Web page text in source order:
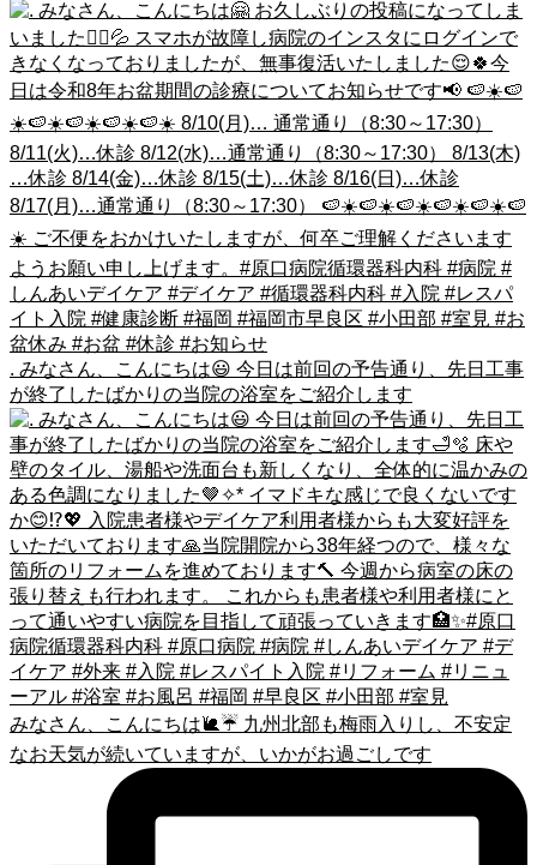
. みなさん、こんにちは😃 今日は前回の予告通り、先日工事
が終了したばかりの当院の浴室をご紹介します
みなさん、こんにちは🐌☔️ 九州北部も梅雨入りし、不安定
なお天気が続いていますが、いかがお過ごしです